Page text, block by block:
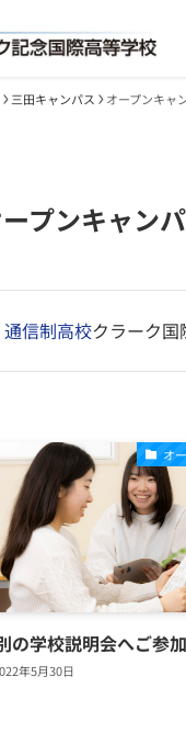
三田キャンパス オープンキャ
プンキャン
通信制高校クラーク国
オ
の学校説明会へご参
年5月30日